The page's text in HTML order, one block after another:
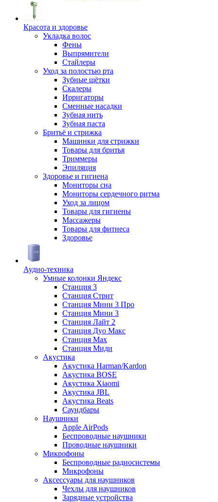
Красота и здоровье
Укладка волос
Фены
Выпрямители
Стайлеры
Уход за полостью рта
Зубные щётки
Скалеры
Ирригаторы
Сменные насадки
Зубная нить
Зубная паста
Бритьё и стрижка
Машинки для стрижки
Товары для бритья
Триммеры
Эпиляция
Здоровье и гигиена
Мониторы сна
Мониторы сердечного ритма
Уход за лицом
Товары для гигиены
Массажеры
Товары для фитнеса
Здоровье
Аудио-техника
Умные колонки Яндекс
Станция 3
Станция Стрит
Станция Мини 3 Про
Станция Мини 3
Станция Лайт 2
Станция Дуо Макс
Станция Max
Станция Миди
Акустика
Акустика Harman/Kardon
Акустика BOSE
Акустика Xiaomi
Акустика JBL
Акустика Beats
Саундбары
Наушники
Apple AirPods
Беспроводные наушники
Проводные наушники
Микрофоны
Беспроводные радиосистемы
Микрофоны
Аксессуары для наушников
Чехлы для наушников
Зарядные устройства